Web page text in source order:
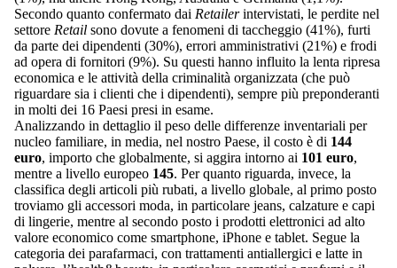
Secondo quanto confermato dai Retailerintervistati, le perdite nel
settore Retail sono dovute a fenomeni di taccheggio (41%), furti
da parte dei dipendenti (30%), errori amministrativi (21%) e frodi
ad opera di fornitori (9%). Su questi hanno influito la lenta ripresa
economica e le attività della criminalità organizzata (che può
riguardare sia i clienti che i dipendenti), sempre più preponderanti
in molti dei 16 Paesi presi in esame.
Analizzando in dettaglio il peso delle differenze inventariali per
nucleo familiare, in media, nel nostro Paese, il costo è di 144
euro, importo che globalmente, si aggira intorno ai 101 euro,
mentre a livello europeo 145. Per quanto riguarda, invece, la
classifica degli articoli più rubati, a livello globale, al primo posto
troviamo gli accessori moda, in particolare jeans, calzature e capi
di lingerie, mentre al secondo posto i prodotti elettronici ad alto
valore economico come smartphone, iPhone e tablet. Segue la
categoria dei parafarmaci, con trattamenti antiallergici e latte in